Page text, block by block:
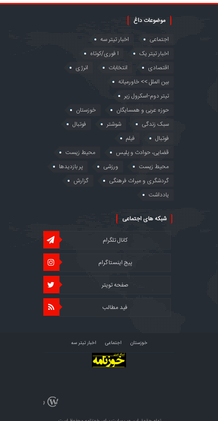
موضوعات داغ
اجتماعی
اخبار تیتر سه
اخبار تیتر یک
ا فوری/کوتاه
اقتصادی
انتخابات
انرژی
بین الملل >> خاورمیانه
تیتر دوم-اسکرول زیر
حوزه عربی و همسایگان
خوزستان
سبک زندگی
شوشتر
فوتبال
فوتبال
فیلم
قضایی، حوادث و پلیس
محیط زیست
محیط زیست
ورزشی
پر بازدیدها
گردشگری و میراث فرهنگی
گزارش
یادداشت
شبکه های اجتماعی
کانال تلگرام
پیج اینستاگرام
صفحه تویتر
فید مطالب
خوزستان اجتماعی اخبار تیتر سه